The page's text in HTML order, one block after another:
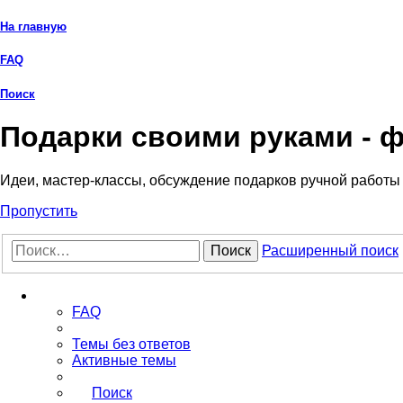
На главную
FAQ
Поиск
Подарки своими руками -
Идеи, мастер-классы, обсуждение подарков ручной работы
Пропустить
Поиск Расширенный поиск
FAQ
Темы без ответов
Активные темы
Поиск